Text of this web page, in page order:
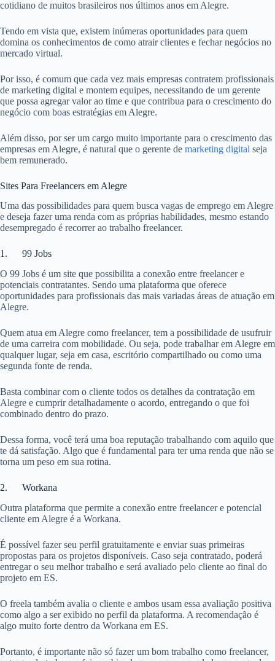
cotidiano de muitos brasileiros nos últimos anos em Alegre.
Tendo em vista que, existem inúmeras oportunidades para quem
domina os conhecimentos de como atrair clientes e fechar negócios no
mercado virtual.
Por isso, é comum que cada vez mais empresas contratem profissionais
de marketing digital e montem equipes, necessitando de um gerente
que possa agregar valor ao time e que contribua para o crescimento do
negócio com boas estratégias em Alegre.
Além disso, por ser um cargo muito importante para o crescimento das
empresas em Alegre, é natural que o gerente de marketing digital seja
bem remunerado.
Sites Para Freelancers em Alegre
Uma das possibilidades para quem busca vagas de emprego em Alegre
e deseja fazer uma renda com as próprias habilidades, mesmo estando
desempregado é recorrer ao trabalho freelancer.
1. 99 Jobs
O 99 Jobs é um site que possibilita a conexão entre freelancer e
potenciais contratantes. Sendo uma plataforma que oferece
oportunidades para profissionais das mais variadas áreas de atuação em
Alegre.
Quem atua em Alegre como freelancer, tem a possibilidade de usufruir
de uma carreira com mobilidade. Ou seja, pode trabalhar em Alegre em
qualquer lugar, seja em casa, escritório compartilhado ou como uma
segunda fonte de renda.
Basta combinar com o cliente todos os detalhes da contratação em
Alegre e cumprir detalhadamente o acordo, entregando o que foi
combinado dentro do prazo.
Dessa forma, você terá uma boa reputação trabalhando com aquilo que
te dá satisfação. Algo que é fundamental para ter uma renda que não se
torna um peso em sua rotina.
2. Workana
Outra plataforma que permite a conexão entre freelancer e potencial
cliente em Alegre é a Workana.
É possível fazer seu perfil gratuitamente e enviar suas primeiras
propostas para os projetos disponíveis. Caso seja contratado, poderá
entregar o seu melhor trabalho e será avaliado pelo cliente ao final do
projeto em ES.
O freela também avalia o cliente e ambos usam essa avaliação positiva
como algo a ser exibido no perfil da plataforma. A recomendação é
algo muito forte dentro da Workana em ES.
Portanto, é importante não só fazer um bom trabalho como freelancer,